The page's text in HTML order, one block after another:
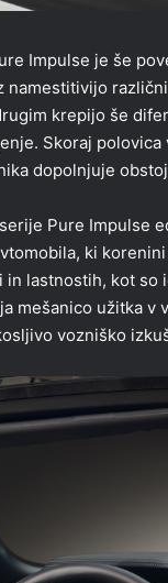
Impulse je še
namestitivijo
krepijo še
Skoraj
dopolnjuje
Pure Impulse
ki
in lastnostih, kot so
mešanico užitka v
vozniško